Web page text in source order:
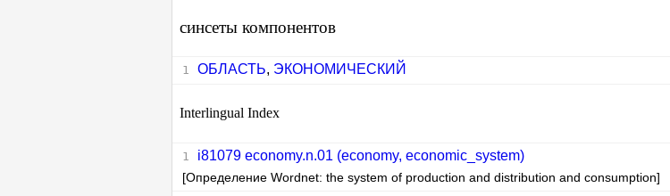
синсеты компонентов
ОБЛАСТЬ, ЭКОНОМИЧЕСКИЙ
Interlingual Index
i81079 economy.n.01 (economy, economic_system)
[Определение Wordnet: the system of production and distribution and consumption]